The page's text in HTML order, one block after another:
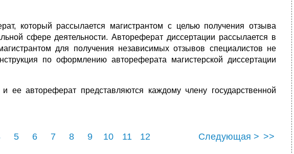
который рассылается магистрантом с целью получения отзыва
сфере деятельности. Автореферат диссертации рассылается в
для получения независимых отзывов специалистов не
по оформлению автореферата магистерской диссертации
автореферат представляются каждому члену государственной
5 6 7 8 9 10 11 12 Следующая > >>